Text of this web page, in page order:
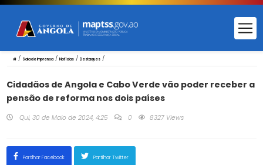
/ Sala de Imprensa/ Notícias/ Destaques/
Cidadãos de Angola e Cabo Verde vão poder receber a
pensão de reforma nos dois países
Qui, 30 de Maio de 2024, 4:25 0 8327 Views
Partilhar Facebook Partilhar Twitter